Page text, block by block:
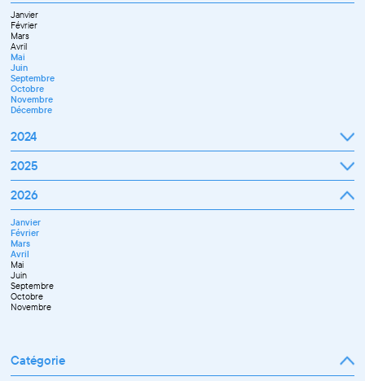
Mars
Avril
Mai
Juin
Juillet
Septembre
Octobre
Novembre
Décembre
Janvier
Février
Mars
Avril
Mai
Juin
Septembre
Octobre
Novembre
Décembre
2024
Janvier
Février
Mars
Avril
Juin
Juillet
Septembre
Novembre
Décembre
2025
Janvier
Février
Mars
Avril
Mai
Juin
Juillet
Septembre
Octobre
Novembre
Décembre
2026
Janvier
Février
Mars
Avril
Mai
Juin
Septembre
Octobre
Novembre
Catégorie